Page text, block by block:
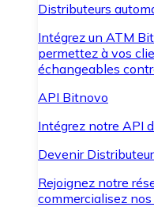
Distributeurs
Intégrez un ATM
permettez à vos
échangeables
API Bitnovo
Intégrez notre API
Devenir Distributeur
Rejoignez notre
commercialisez nos